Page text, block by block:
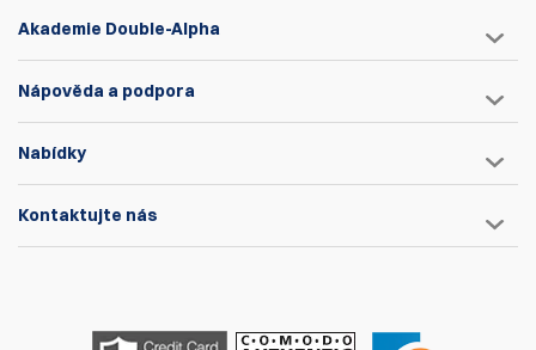
Akademie Double-Alpha
Nápověda a podpora
Nabídky
Kontaktujte nás